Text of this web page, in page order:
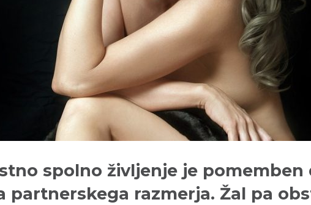
spolno življenje je pomemben
partnerskega razmerja. Žal pa